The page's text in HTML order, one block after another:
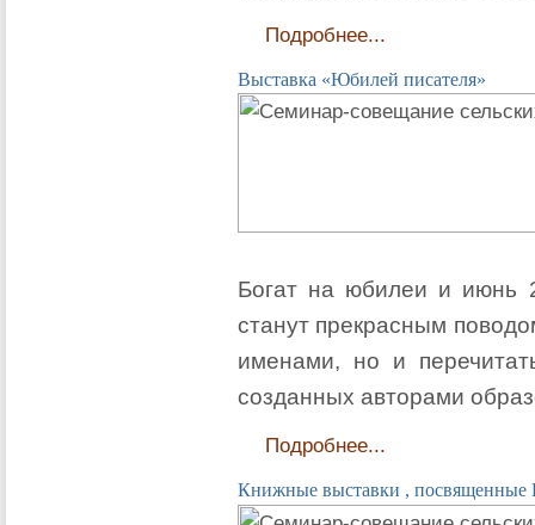
Подробнее...
Выставка «Юбилей писателя»
Богат на юбилеи и июнь
станут прекрасным
именами, но и
созданных авторами
Подробнее...
Книжные выставки ,